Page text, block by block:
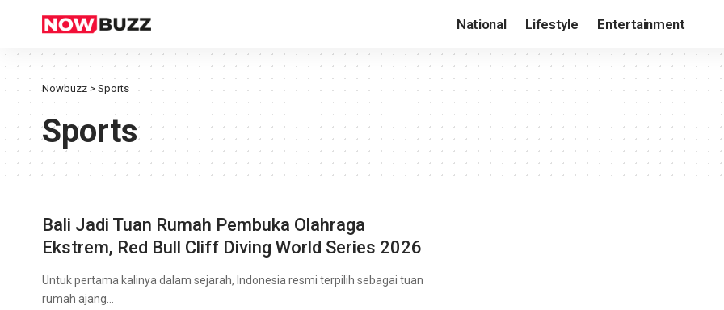
National Lifestyle Entertainment
Nowbuzz > Sports
Sports
Bali Jadi Tuan Rumah Pembuka Olahraga
Ekstrem, Red Bull Cliff Diving World Series 2026
Untuk pertama kalinya dalam sejarah, Indonesia resmi terpilih sebagai tuan
rumah ajang…